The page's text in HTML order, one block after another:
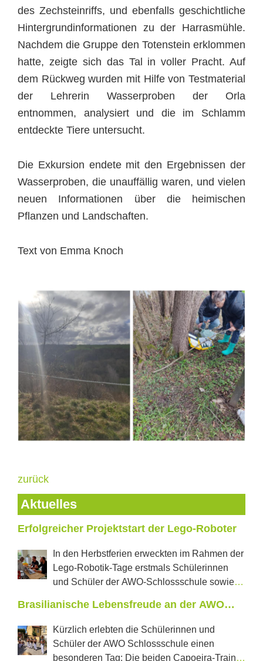
des Zechsteinriffs, und ebenfalls geschichtliche
Hintergrundinformationen zu der Harrasmühle.
Nachdem die Gruppe den Totenstein erklommen
hatte, zeigte sich das Tal in voller Pracht. Auf
dem Rückweg wurden mit Hilfe von Testmaterial
der Lehrerin Wasserproben der Orla
entnommen, analysiert und die im Schlamm
entdeckte Tiere untersucht.
Die Exkursion endete mit den Ergebnissen der
Wasserproben, die unauffällig waren, und vielen
neuen Informationen über die heimischen
Pflanzen und Landschaften.
Text von Emma Knoch
zurück
Aktuelles
Erfolgreicher Projektstart der Lego-Roboter
In den Herbstferien erweckten im Rahmen der
Lego-Robotik-Tage erstmals Schülerinnen
und Schüler der AWO-Schlossschule sowie
Roboter und selbstfahrende Autos zum Leben. In
jeweils zwei Projekttagen konnten die Jugendlichen
erproben, was in den vom Förderverein Castillo e.V.
mit einer Förderung der LEADER Aktionsgruppe
Brasilianische Lebensfreude an der AWO
Kürzlich erlebten die Schülerinnen und
Schüler der AWO Schlossschule einen
besonderen Tag: Die beiden Capoeira-Trainer